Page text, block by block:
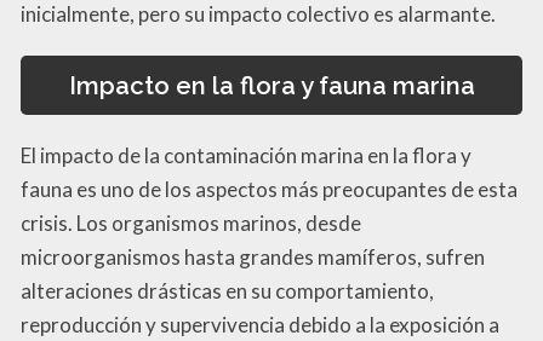
inicialmente, pero su impacto colectivo es alarmante.
Impacto en la flora y fauna marina
El impacto de la contaminación marina en la flora y
fauna es uno de los aspectos más preocupantes de esta
crisis. Los organismos marinos, desde
microorganismos hasta grandes mamíferos, sufren
alteraciones drásticas en su comportamiento,
reproducción y supervivencia debido a la exposición a